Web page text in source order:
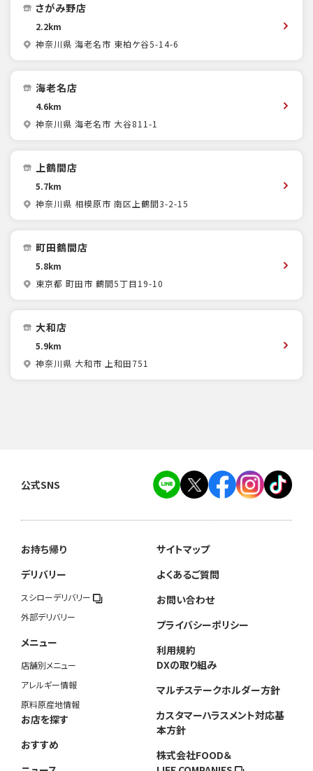
さがみ野店
2.2km
神奈川県 海老名市 東柏ケ谷5-14-6
海老名店
4.6km
神奈川県 海老名市 大谷811-1
上鶴間店
5.7km
神奈川県 相模原市 南区上鶴間3-2-15
町田鶴間店
5.8km
東京都 町田市 鶴間5丁目19-10
大和店
5.9km
神奈川県 大和市 上和田751
公式SNS
お持ち帰り
デリバリー
スシローデリバリー
外部デリバリー
メニュー
店舗別メニュー
アレルギー情報
原料原産地情報
お店を探す
おすすめ
サイトマップ
よくあるご質問
お問い合わせ
プライバシーポリシー
利用規約
DXの取り組み
マルチステークホルダー方針
カスタマーハラスメント対応基
本方針
株式会社FOOD＆